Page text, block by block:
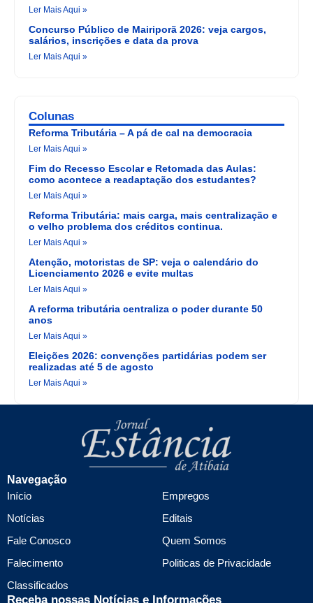
Ler Mais Aqui »
Concurso Público de Mairiporã 2026: veja cargos,
salários, inscrições e data da prova
Ler Mais Aqui »
Colunas
Reforma Tributária – A pá de cal na democracia
Ler Mais Aqui »
Fim do Recesso Escolar e Retomada das Aulas:
como acontece a readaptação dos estudantes?
Ler Mais Aqui »
Reforma Tributária: mais carga, mais centralização e
o velho problema dos créditos continua.
Ler Mais Aqui »
Atenção, motoristas de SP: veja o calendário do
Licenciamento 2026 e evite multas
Ler Mais Aqui »
A reforma tributária centraliza o poder durante 50
anos
Ler Mais Aqui »
Eleições 2026: convenções partidárias podem ser
realizadas até 5 de agosto
Ler Mais Aqui »
Navegação
Início
Notícias
Fale Conosco
Falecimento
Classificados
Empregos
Editais
Quem Somos
Politicas de Privacidade
Receba nossas Notícias e Informações